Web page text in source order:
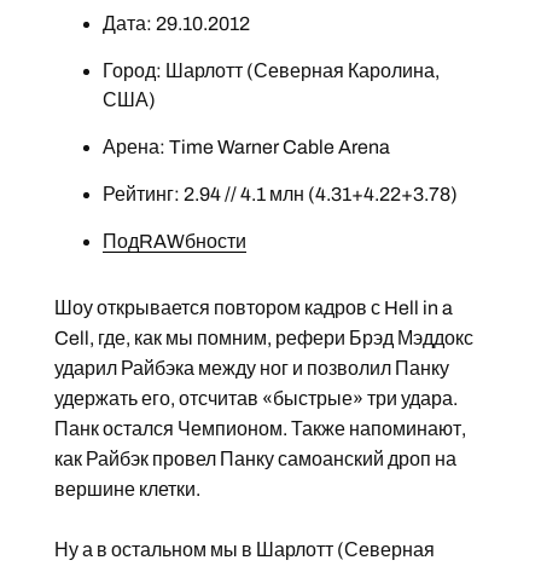
Дата: 29.10.2012
Город: Шарлотт (Северная Каролина,
США)
Арена: Time Warner Cable Arena
Рейтинг: 2.94 // 4.1 млн (4.31+4.22+3.78)
ПодRAWбности
Шоу открывается повтором кадров с Hell in a
Cell, где, как мы помним, рефери Брэд Мэддокс
ударил Райбэка между ног и позволил Панку
удержать его, отсчитав «быстрые» три удара.
Панк остался Чемпионом. Также напоминают,
как Райбэк провел Панку самоанский дроп на
вершине клетки.
Ну а в остальном мы в Шарлотт (Северная